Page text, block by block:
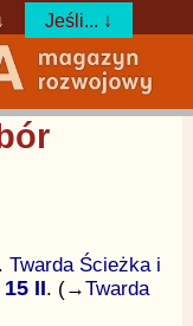
Jeśli... ↓
Twarda Ścieżka i
II. (→Twarda